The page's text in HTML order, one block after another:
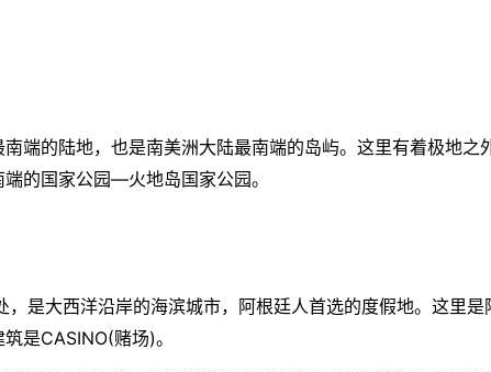
端的陆地，也是南美洲大陆最南端的岛屿。这里有着极地之
端的国家公园—火地岛国家公园。
是大西洋沿岸的海滨城市， 阿根廷人首选的度假地。这里是
是CASINO(赌场)。